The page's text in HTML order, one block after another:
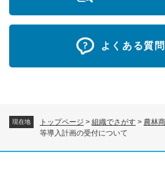
現在地 トップページ > 組織でさがす > 農林
等導入計画の受付について
よくある質